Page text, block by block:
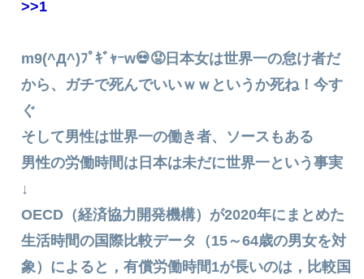
>>1
m9(^Д^)ﾌﾟｷﾞｬｰw💀😡日本女は世界一の怠け者だ
から、ガチで死んでいいｗｗというか死ね！今す
ぐ
そして男性は世界一の働き者、ソースもある
男性の労働時間は日本は未だに世界一という事実
↓
OECD（経済協力開発機構）が2020年にまとめた
生活時間の国際比較データ（15～64歳の男女を対
象）によると，有償労働時間1が長いのは，比較国